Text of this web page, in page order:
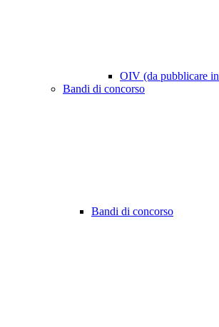
OIV (da pubblicare
Bandi di concorso
Bandi di concorso